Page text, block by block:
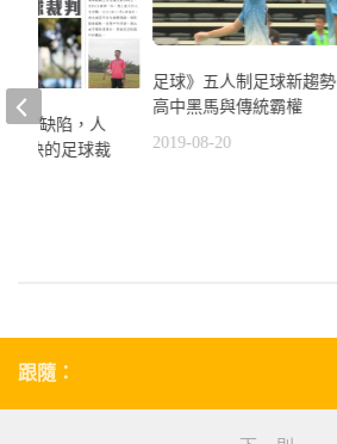
足球》五人制足球新趨勢
高中黑馬與傳統霸權
2019-08-20
體有缺陷，人
最快的足球裁
跟隨：